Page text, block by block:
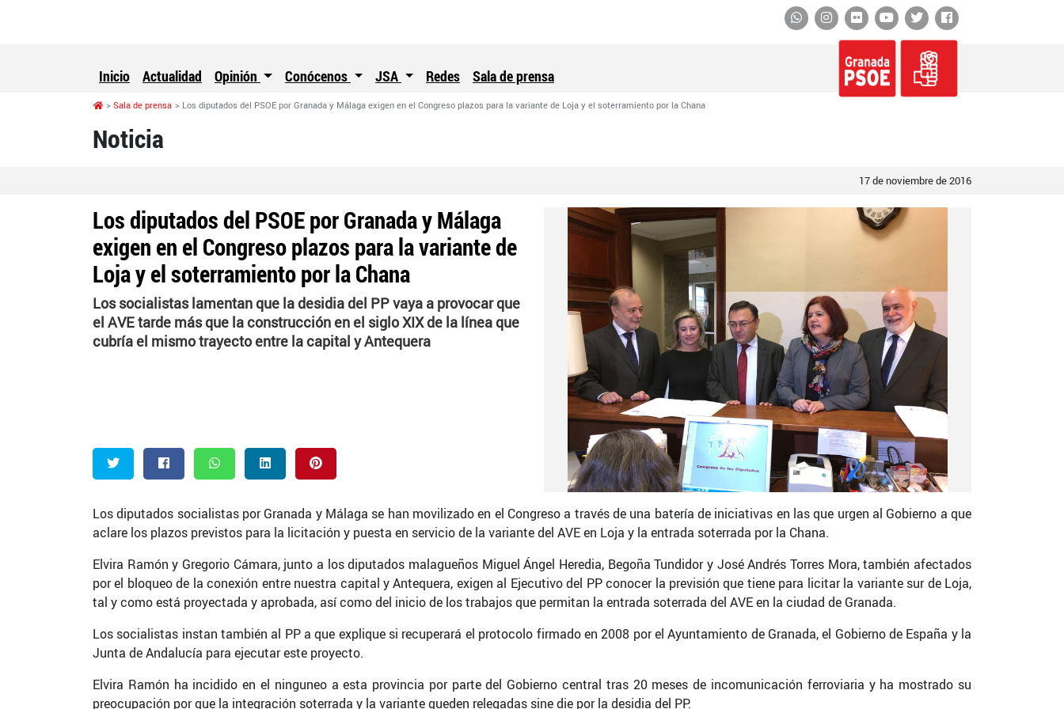
Facebook
Twitter
YouTube
Flickr
Instagram
Whatsapp
Inicio Actualidad Opinión Conócenos JSA Redes Sala de prensa
Sala de prensa Los diputados del PSOE por Granada y Málaga exigen en el Congreso plazos para la variante de Loja y el soterramiento por la Chana
Noticia
17 de noviembre de 2016
Los diputados del PSOE por Granada y Málaga
exigen en el Congreso plazos para la variante de
Loja y el soterramiento por la Chana
Los socialistas lamentan que la desidia del PP vaya a provocar que
el AVE tarde más que la construcción en el siglo XIX de la línea que
cubría el mismo trayecto entre la capital y Antequera
Twitter Facebook Whatsapp LinkedIn
Los diputados socialistas por Granada y Málaga se han movilizado en el Congreso a través de una batería de iniciativas en las que urgen al Gobierno a que
aclare los plazos previstos para la licitación y puesta en servicio de la variante del AVE en Loja y la entrada soterrada por la Chana.
Elvira Ramón y Gregorio Cámara, junto a los diputados malagueños Miguel Ángel Heredia, Begoña Tundidor y José Andrés Torres Mora, también afectados
por el bloqueo de la conexión entre nuestra capital y Antequera, exigen al Ejecutivo del PP conocer la previsión que tiene para licitar la variante sur de Loja,
tal y como está proyectada y aprobada, así como del inicio de los trabajos que permitan la entrada soterrada del AVE en la ciudad de Granada.
Los socialistas instan también al PP a que explique si recuperará el protocolo firmado en 2008 por el Ayuntamiento de Granada, el Gobierno de España y la
Junta de Andalucía para ejecutar este proyecto.
Elvira Ramón ha incidido en el ninguneo a esta provincia por parte del Gobierno central tras 20 meses de incomunicación ferroviaria y ha mostrado su
preocupación por que la integración soterrada y la variante queden relegadas sine die por la desidia del PP.